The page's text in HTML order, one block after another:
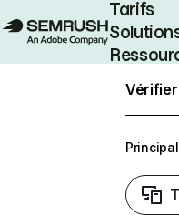
Tarifs
Principal